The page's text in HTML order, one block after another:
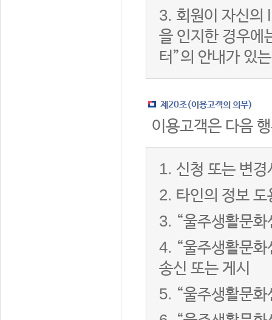
3. 회원이 자신의
을 인지한 경우에
터”의 안내가 있
제20조(이용고객의 의무)
이용고객은 다음
1. 신청 또는 변
2. 타인의 정보 도
3. “울주생활문
4. “울주생활문
송신 또는 게시
5. “울주생활문